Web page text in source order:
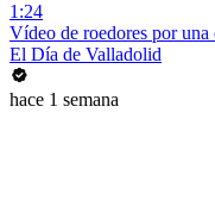
1:24
Vídeo de roedores por una
El Día de Valladolid
hace 1 semana